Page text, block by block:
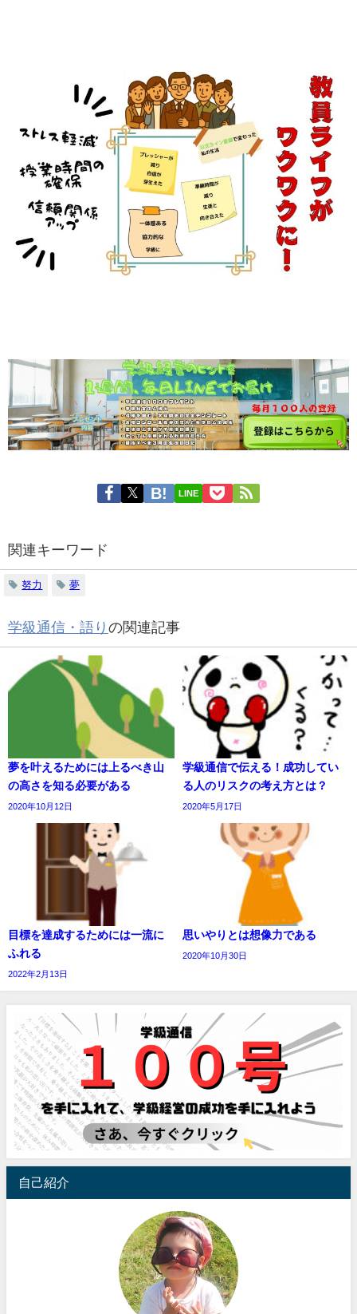
LINE
関連キーワード
努力 夢
学級通信・語り の関連記事
夢を叶えるためには上るべき山
の高さを知る必要がある
2020年10月12日
学級通信で伝える！成功してい
る人のリスクの考え方とは？
2020年5月17日
目標を達成するためには一流に
ふれる
2022年2月13日
思いやりとは想像力である
2020年10月30日
自己紹介